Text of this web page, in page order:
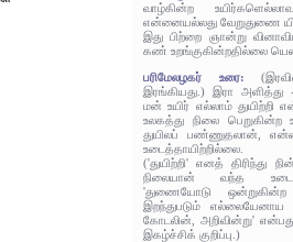
வாழ்கின்ற
என்னையல்லது வேறுதுணை
இது பிற்றை ஞான்று
கண் உறங்குகின்றதில்லை
பரிமேலழகர் உரை:
இரங்கியது.) இரா அளித்து
மன் உயிர் எல்லாம்
உலகத்து நிலை
துயிலப் பண்ணுதலான்,
உடைத்தாயிற்றில்லை.
('துயிற்றி' எனத் திரிந்து
நிலையான் வந்த
'துணையோடு ஒன்றுகின்ற
இறந்துபடும்
கோடலின், அறிவின்று'
இகழ்ச்சிக் குறிப்பு.)